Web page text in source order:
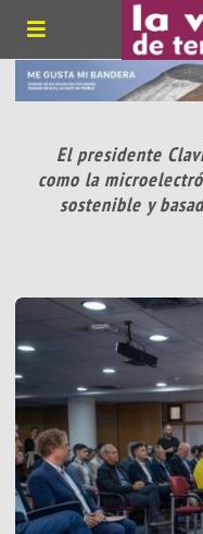
El presidente
como la
sostenible y